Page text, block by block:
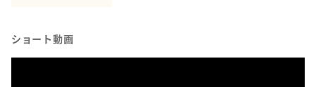
ショート動画